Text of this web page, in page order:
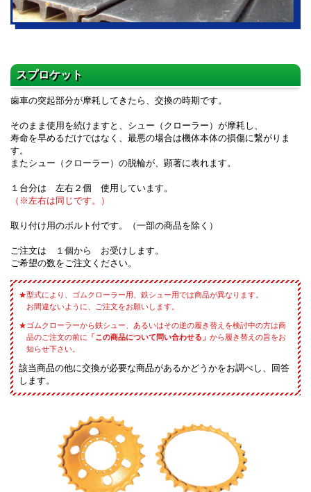
スプロケット
歯車の突起部分が摩耗してきたら、交換の時期です。
そのまま使用を続けますと、シュー（クローラー）が摩耗し、
寿命を早めるだけではなく、最悪の場合は機体本体の損傷に繋がりま
す。
またシュー（クローラー）の脱輪が、顕著に表れます。
１台分は 左右２個 使用しています。
（※左右は同じです。）
取り付け用のボルト付です。（一部の商品を除く）
ご注文は １個から お受けします。
ご希望の数をご注文ください。
型式により、ゴムクローラー用、鉄シュー用では商品が異なります。
お間違ないように、ご注文をお願いします。
ゴムクローラーから鉄シュー、あるいはその逆の履き替えを検討中の方は商
品のご注文の前に 「この商品について問い合わせる」から履き替えの旨をお
知らせ下さい。
該当商品の他に交換が必要な商品があるかどうかをお調べし、回答
します。